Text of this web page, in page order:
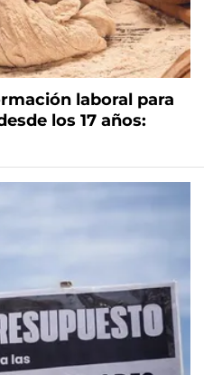
laboral para
los 17 años: